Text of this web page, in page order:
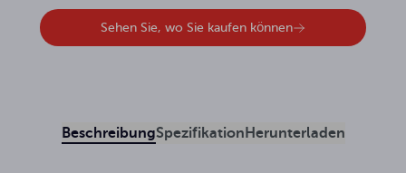
Sehen Sie, wo Sie kaufen können
BeschreibungSpezifikation Herunterladen